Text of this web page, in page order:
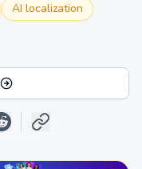
AI localization